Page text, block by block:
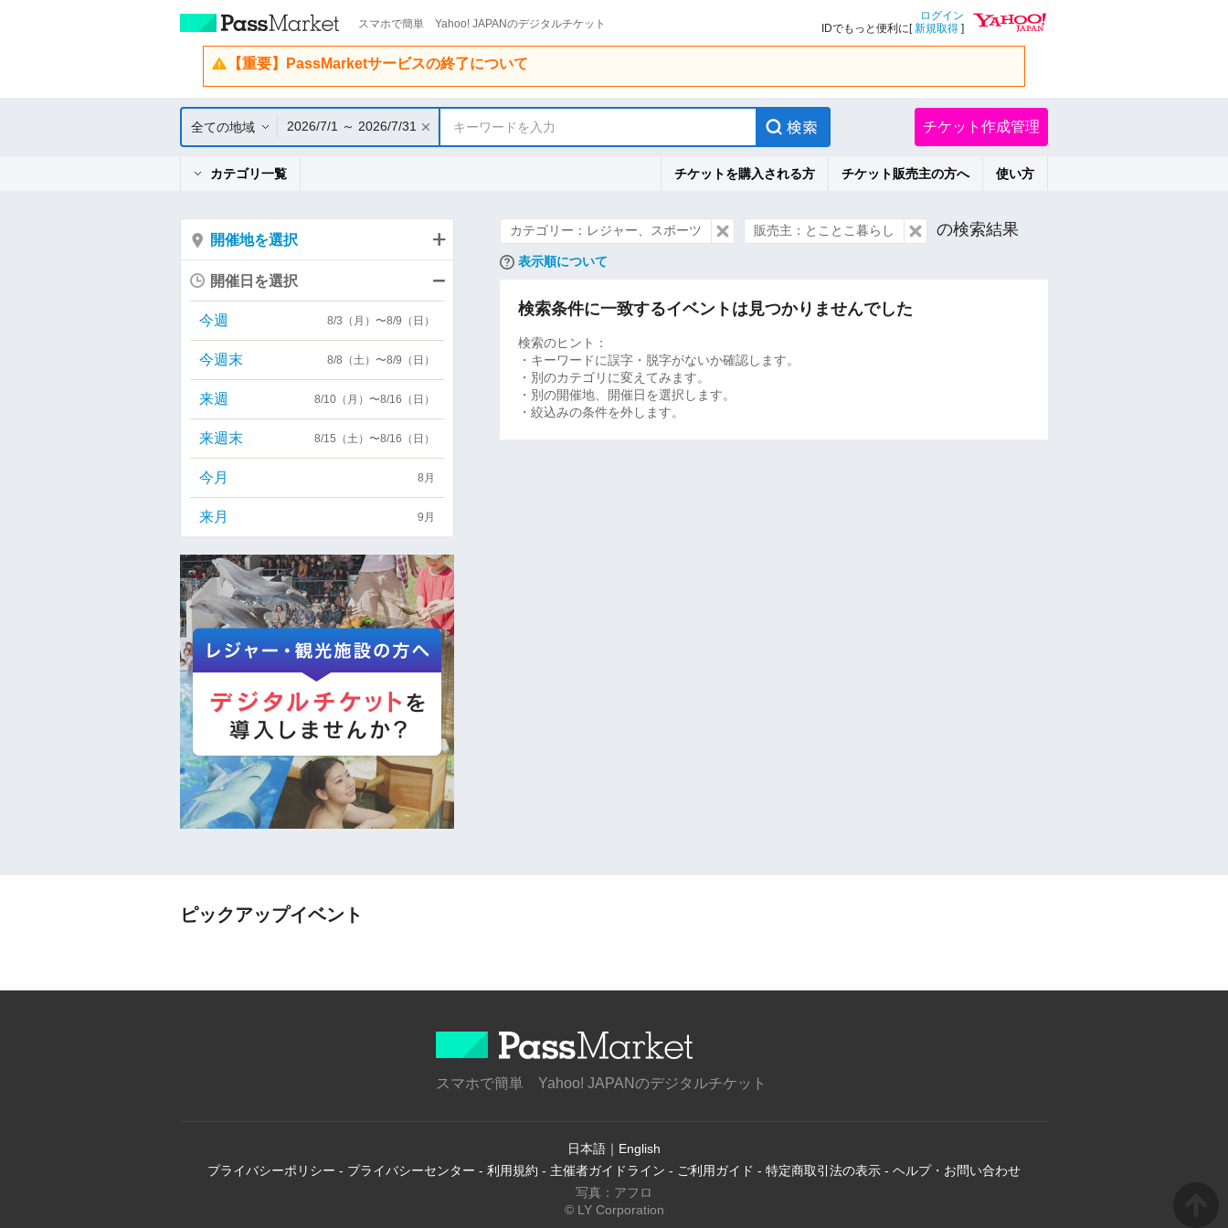
スマホで簡単 Yahoo! JAPANのデジタルチケット
ログイン
IDでもっと便利に[新規取得 ]
【重要】PassMarketサービスの終了について
全ての地域 2026/7/1 ～ 2026/7/31 キーワードを入力 チケット作成管理
カテゴリ一覧 チケットを購入される方 チケット販売主の方へ 使い方
カテゴリー：レジャー、スポーツ 販売主：とことこ暮らし の検索結果
表示順について
検索条件に一致するイベントは見つかりませんでした
検索のヒント：
・キーワードに誤字・脱字がないか確認します。
・別のカテゴリに変えてみます。
・別の開催地、開催日を選択します。
・絞込みの条件を外します。
開催地を選択
開催日を選択
今週 8/3（月）〜8/9（日）
今週末 8/8（土）〜8/9（日）
来週 8/10（月）〜8/16（日）
来週末 8/15（土）〜8/16（日）
今月 8月
来月 9月
ピックアップイベント
スマホで簡単 Yahoo! JAPANのデジタルチケット
日本語 ｜ English
プライバシーポリシー - プライバシーセンター - 利用規約 - 主催者ガイドライン - ご利用ガイド - 特定商取引法の表示 - ヘルプ・お問い合わせ
写真：アフロ
© LY Corporation